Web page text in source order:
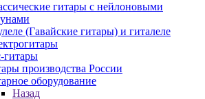
гитары с нейлоновыми
(Гавайские гитары) и гиталеле
гитары
производства России
оборудование
Назад